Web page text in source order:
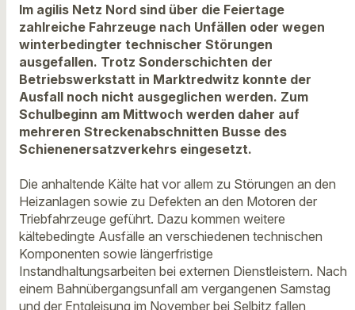
Im agilis Netz Nord sind über die Feiertage
zahlreiche Fahrzeuge nach Unfällen oder wegen
winterbedingter technischer Störungen
ausgefallen. Trotz Sonderschichten der
Betriebswerkstatt in Marktredwitz konnte der
Ausfall noch nicht ausgeglichen werden. Zum
Schulbeginn am Mittwoch werden daher auf
mehreren Streckenabschnitten Busse des
Schienenersatzverkehrs eingesetzt.
Die anhaltende Kälte hat vor allem zu Störungen an den
Heizanlagen sowie zu Defekten an den Motoren der
Triebfahrzeuge geführt. Dazu kommen weitere
kältebedingte Ausfälle an verschiedenen technischen
Komponenten sowie längerfristige
Instandhaltungsarbeiten bei externen Dienstleistern. Nach
einem Bahnübergangsunfall am vergangenen Samstag
und der Entgleisung im November bei Selbitz fallen